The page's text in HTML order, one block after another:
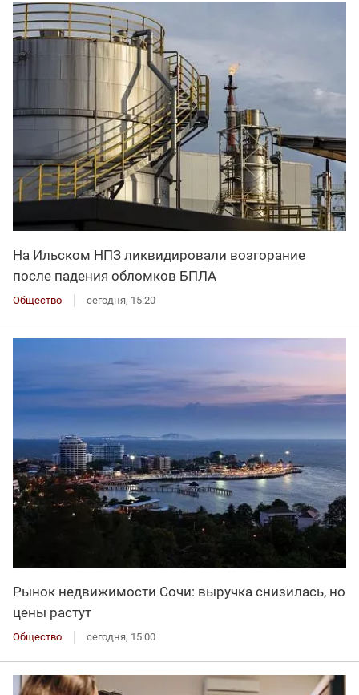
На Ильском НПЗ ликвидировали возгорание
после падения обломков БПЛА
Общество сегодня, 15:20
Рынок недвижимости Сочи: выручка снизилась, но
цены растут
Общество сегодня, 15:00